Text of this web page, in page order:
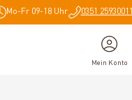
Mo-Fr 09-18 Uhr 0351 25930011
Mein Konto